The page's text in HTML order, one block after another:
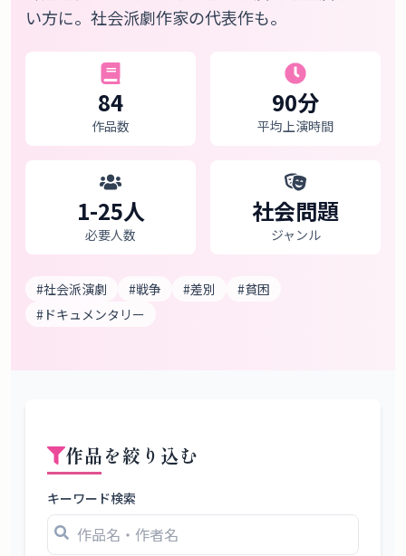
す
ベ
掲
示
板
い方に。社会派劇作家の代表作も。
84
作品数
90分
平均上演時間
1-25人
必要人数
社会問題
ジャンル
#社会派演劇 #戦争 #差別 #貧困
# ドキュメンタリー
作品を絞り込む
キーワード検索